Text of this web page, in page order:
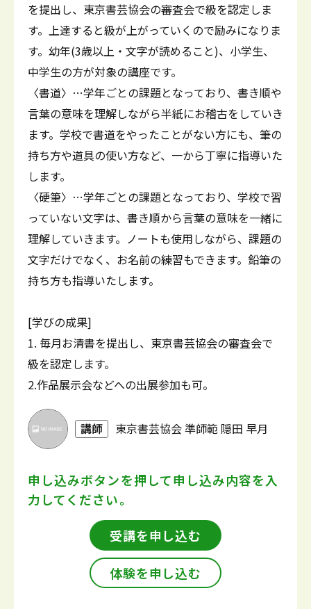
を提出し、東京書芸協会の審査会で級を認定しま
す。上達すると級が上がっていくので励みになりま
す。幼年(3歳以上・文字が読めること)、小学生、
中学生の方が対象の講座です。
〈書道〉…学年ごとの課題となっており、書き順や
言葉の意味を理解しながら半紙にお稽古をしていき
ます。学校で書道をやったことがない方にも、筆の
持ち方や道具の使い方など、一から丁寧に指導いた
します。
〈硬筆〉…学年ごとの課題となっており、学校で習
っていない文字は、書き順から言葉の意味を一緒に
理解していきます。ノートも使用しながら、課題の
文字だけでなく、お名前の練習もできます。鉛筆の
持ち方も指導いたします。
[学びの成果]
1. 毎月お清書を提出し、東京書芸協会の審査会で
級を認定します。
2.作品展示会などへの出展参加も可。
講師 東京書芸協会 準師範 隠田 早月
申し込みボタンを押して申し込み内容を入
力してください。
受講を申し込む
体験を申し込む